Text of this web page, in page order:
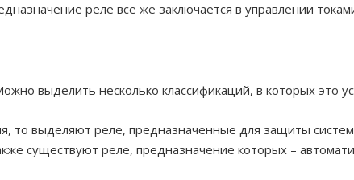
реле все же заключается в управлении
выделить несколько классификаций, в которых это
то выделяют реле, предназначенные для защиты
существуют реле, предназначение которых –